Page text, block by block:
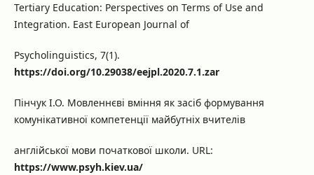
Tertiary Education: Perspectives on Terms of Use and
Integration. East European Journal of
Psycholinguistics, 7(1).
https://doi.org/10.29038/eejpl.2020.7.1.zar
Пінчук І.О. Мовленнєві вміння як засіб формування
комунікативної компетенції майбутніх вчителів
англійської мови початкової школи. URL:
https://www.psyh.kiev.ua/